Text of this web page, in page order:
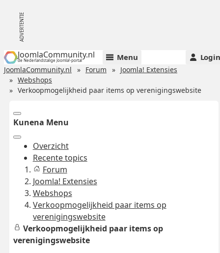
JoomlaCommunity.nl
de Nederlandstalige Joomla!-portal Menu Login
JoomlaCommunity.nl Forum
Joomla! Extensies
Webshops
Verkoopmogelijkheid paar items op verenigingswebsite
Kunena Menu
Overzicht
Recente topics
Forum
Joomla! Extensies
Webshops
Verkoopmogelijkheid paar items op
verenigingswebsite
Verkoopmogelijkheid paar items op
verenigingswebsite